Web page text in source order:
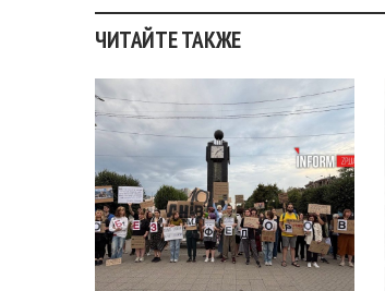
ЧИТАЙТЕ ТАКЖЕ